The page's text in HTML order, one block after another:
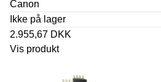
Canon
Ikke på lager
2.955,67 DKK
Vis produkt